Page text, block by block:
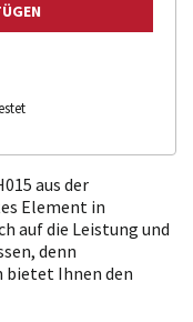
aus der
Element in
auf die Leistung und
denn
bietet Ihnen den